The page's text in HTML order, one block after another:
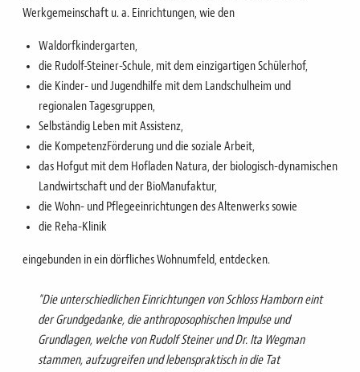
Werkgemeinschaft u. a. Einrichtungen, wie den
Waldorfkindergarten,
die Rudolf-Steiner-Schule, mit dem einzigartigen Schülerhof,
die Kinder- und Jugendhilfe mit dem Landschulheim und
regionalen Tagesgruppen,
Selbständig Leben mit Assistenz,
die KompetenzFörderung und die soziale Arbeit,
das Hofgut mit dem Hofladen Natura, der biologisch-dynamischen
Landwirtschaftund der BioManufaktur,
die Wohn- und Pflegeeinrichtungen des Altenwerks sowie
die Reha-Klinik
eingebunden in ein dörfliches Wohnumfeld, entdecken.
"Die unterschiedlichen Einrichtungen von Schloss Hamborn eint
der Grundgedanke, die anthroposophischen Impulse und
Grundlagen, welche von Rudolf Steiner und Dr. Ita Wegman
stammen, aufzugreifen und lebenspraktisch in die Tat